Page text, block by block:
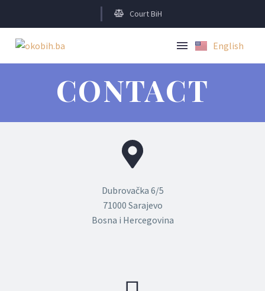
Court BiH
English
Bosanski
CONTACT
Dubrovačka 6/5
71000 Sarajevo
Bosna i Hercegovina